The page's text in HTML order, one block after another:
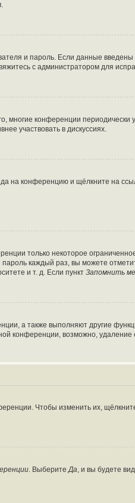
и пароль. Если данные
с администратором для
многие конференции
участвовать в дискуссиях.
на конференцию и щёлкните на
только некоторое
каждый раз, вы можете
и т. д. Если пункт Запомнить
а также выполняют другие
конференции, возможно,
Чтобы изменить их,
. ВыберитеДа, и вы будете